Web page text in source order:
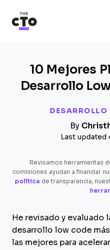
DESARROLLO
10 Mejores
Desarrollo
By
Last updated
Revisamos herramientas
comisiones ayudan a financiar
política de transparencia,
He revisado y evaluado
desarrollo low code
las mejores para